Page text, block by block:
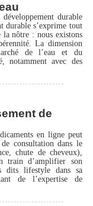
durable
durable s’exprime tout
la nôtre : nous existons
La dimension
de l’eau et du
notamment avec des
de
en ligne peut
consultation dans le
chute de cheveux),
train d’amplifier son
dits lifestyle dans sa
de l’expertise de